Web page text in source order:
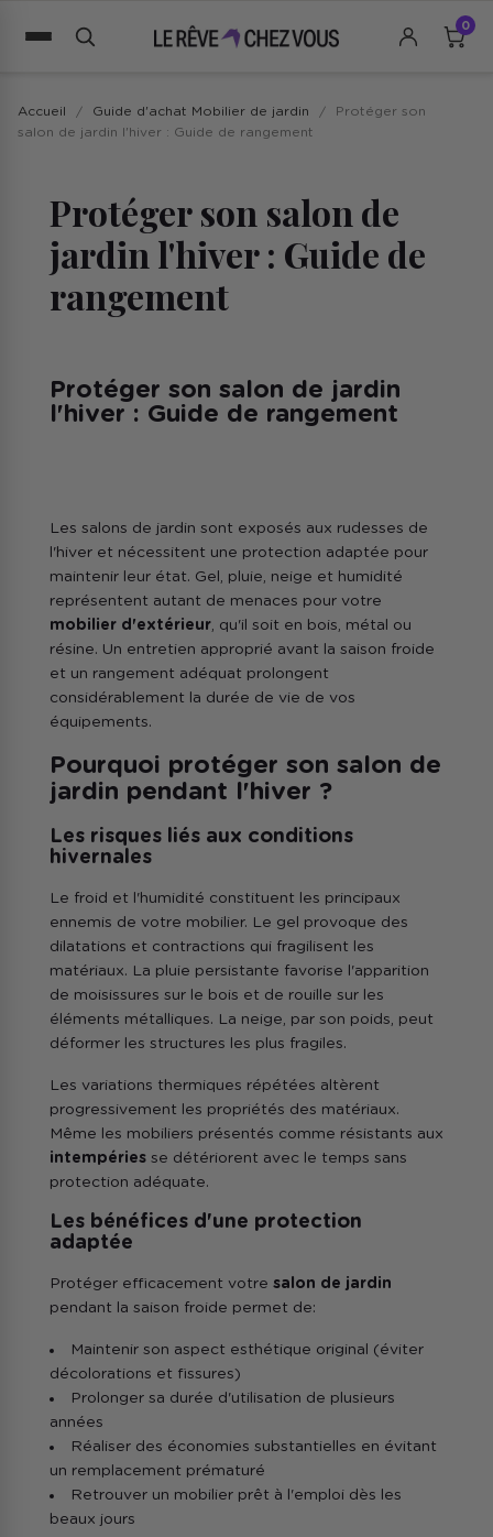
0
Accueil Guide d'achat Mobilier de jardin
Protéger son
salon de jardin l'hiver : Guide de rangement
Protéger son salon de
jardin l'hiver : Guide de
rangement
Protéger son salon de jardin
l'hiver : Guide de rangement
Les salons de jardin sont exposés aux rudesses de
l'hiver et nécessitent une protection adaptée pour
maintenir leur état. Gel, pluie, neige et humidité
représentent autant de menaces pour votre
mobilier d'extérieur, qu'il soit en bois, métal ou
résine. Un entretien approprié avant la saison froide
et un rangement adéquat prolongent
considérablement la durée de vie de vos
équipements.
Pourquoi protéger son salon de
jardin pendant l'hiver ?
Les risques liés aux conditions
hivernales
Le froid et l'humidité constituent les principaux
ennemis de votre mobilier. Le gel provoque des
dilatations et contractions qui fragilisent les
matériaux. La pluie persistante favorise l'apparition
de moisissures sur le bois et de rouille sur les
éléments métalliques. La neige, par son poids, peut
déformer les structures les plus fragiles.
Les variations thermiques répétées altèrent
progressivement les propriétés des matériaux.
Même les mobiliers présentés comme résistants aux
intempéries se détériorent avec le temps sans
protection adéquate.
Les bénéfices d'une protection
adaptée
Protéger efficacement votre salon de jardin
pendant la saison froide permet de:
Maintenir son aspect esthétique original (éviter
décolorations et fissures)
Prolonger sa durée d'utilisation de plusieurs
années
Réaliser des économies substantielles en évitant
un remplacement prématuré
Retrouver un mobilier prêt à l'emploi dès les
beaux jours